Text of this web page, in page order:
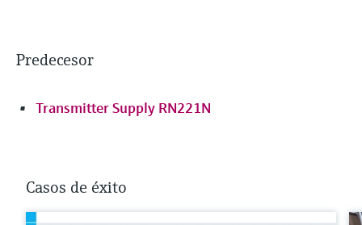
Predecesor
Transmitter Supply RN221N
Casos de éxito